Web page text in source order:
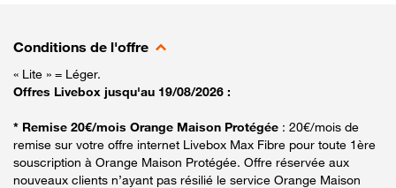
Conditions de l'offre
« Lite » = Léger.
Offres Livebox jusqu'au 19/08/2026 :
* Remise 20€/mois Orange Maison Protégée : 20€/mois de
remise sur votre offre internet Livebox Max Fibre pour toute 1ère
souscription à Orange Maison Protégée. Offre réservée aux
nouveaux clients n’ayant pas résilié le service Orange Maison